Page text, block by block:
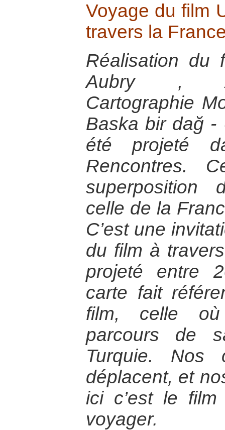
Voyage du film
travers la
Réalisation du
Aubry ,
Cartographie
Baska bir dağ -
été projeté
Rencontres.
superposition
celle de la
C’est une
du film à
projeté entre
carte fait
film, celle
parcours de
Turquie. Nos
déplacent, et
ici c’est le
voyager.